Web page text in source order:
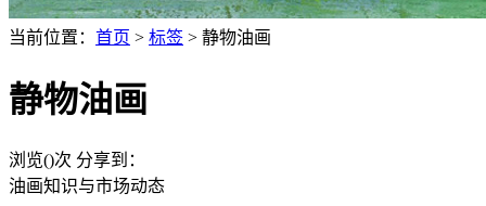
当前位置： 首页 > 标签 > 静物油画
静物油画
浏览()次 分享到：
油画知识与市场动态